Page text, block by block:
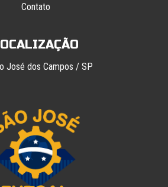
Contato
José dos Campos / SP